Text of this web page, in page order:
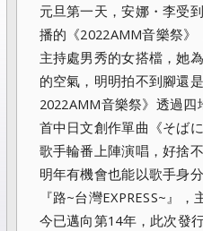
元旦第一天，安娜・李受
播的《2022AMM音樂祭》
主持處男秀的女搭檔，她
的空氣， 明明拍不到腳還
2022AMM音樂祭》透過四
首中日文創作單曲《そば
歌手輪番上陣演唱，好捨
明年有機會也能以歌手身
『路~台灣EXPRESS~』
今已邁向第14年， 此次發